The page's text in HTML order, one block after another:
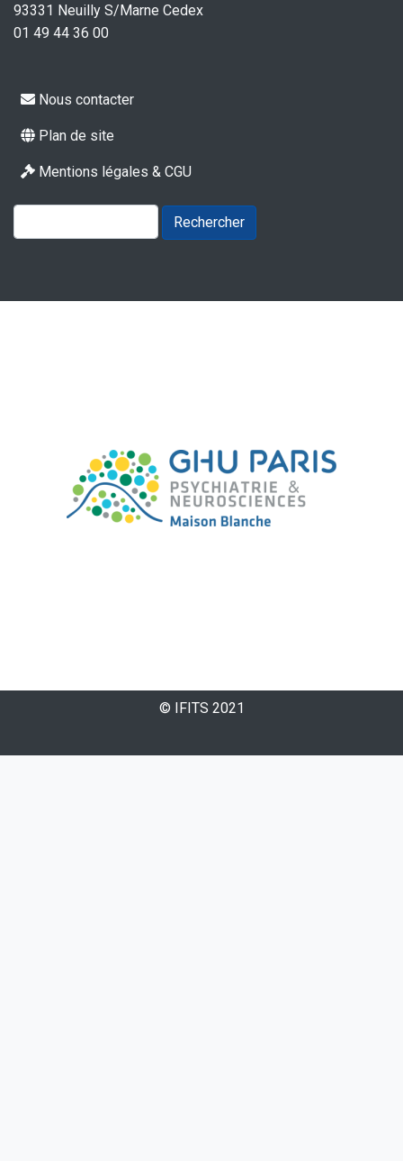
93331 Neuilly S/Marne Cedex
01 49 44 36 00
Pied
page
Nous contacter
Pied
page
Plan de site
Mentions légales & CGU
© IFITS 2021